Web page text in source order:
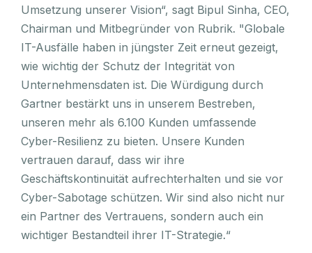
Umsetzung unserer Vision“, sagt Bipul Sinha, CEO,
Chairman und Mitbegründer von Rubrik. "Globale
IT-Ausfälle haben in jüngster Zeit erneut gezeigt,
wie wichtig der Schutz der Integrität von
Unternehmensdaten ist. Die Würdigung durch
Gartner bestärkt uns in unserem Bestreben,
unseren mehr als 6.100 Kunden umfassende
Cyber-Resilienz zu bieten. Unsere Kunden
vertrauen darauf, dass wir ihre
Geschäftskontinuität aufrechterhalten und sie vor
Cyber-Sabotage schützen. Wir sind also nicht nur
ein Partner des Vertrauens, sondern auch ein
wichtiger Bestandteil ihrer IT-Strategie.“